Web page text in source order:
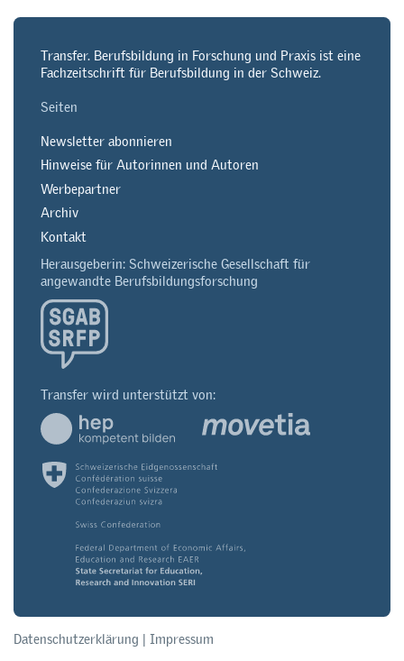
Transfer. Berufsbildung in Forschung und Praxis ist eine
Fachzeitschrift für Berufsbildung in der Schweiz.
Seiten
Newsletter abonnieren
Hinweise für Autorinnen und Autoren
Werbepartner
Archiv
Kontakt
Herausgeberin: Schweizerische Gesellschaft für
angewandte Berufsbildungsforschung
Transfer wird unterstützt von:
Datenschutzerklärung | Impressum